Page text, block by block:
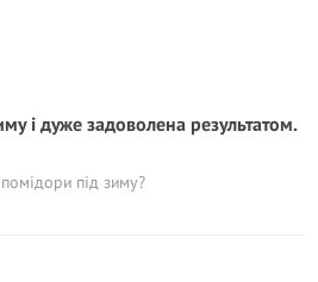
і дуже задоволена результатом.
під зиму?